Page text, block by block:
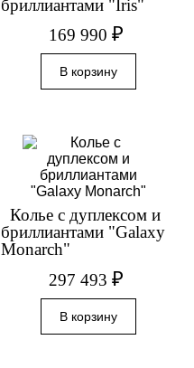
бриллиантами "Iris"
169 990 ₽
Колье с дуплексом и
бриллиантами "Galaxy
Monarch"
297 493 ₽